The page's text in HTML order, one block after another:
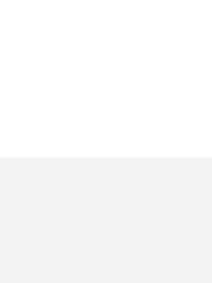
variante